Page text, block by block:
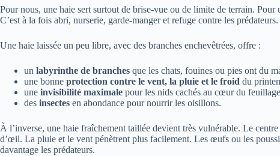
Pour nous, une haie sert surtout de brise-vue ou de limite de terrain.
C’est à la fois abri, nurserie, garde-manger et refuge contre les prédateurs.
Une haie laissée un peu libre, avec des branches enchevêtrées, offre :
un labyrinthe de branches que les chats, fouines ou pies ont du
une bonne protection contre le vent, la pluie et le froid du
une invisibilité maximale pour les nids cachés au cœur du
des insectes en abondance pour nourrir les oisillons.
À l’inverse, une haie fraîchement taillée devient très vulnérable. Le
d’œil. La pluie et le vent pénètrent plus facilement. Les œufs ou les
davantage les prédateurs.